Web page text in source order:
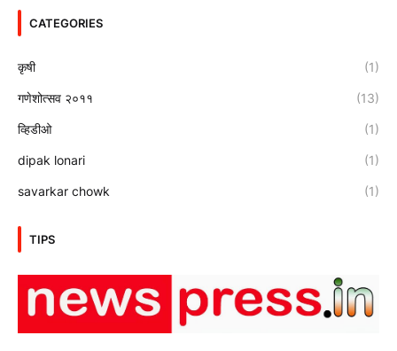
CATEGORIES
कृषी (1)
गणेशोत्सव २०११ (13)
व्हिडीओ (1)
dipak lonari (1)
savarkar chowk (1)
TIPS